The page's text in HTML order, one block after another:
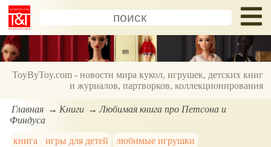
ToyByToy.com - новости мира кукол, игрушек, детских книг
и журналов, партворков, коллекционирования
Главная Книги
Любимая книга про Петсона и
Финдуса
книга
игры для детей
любимые игрушки